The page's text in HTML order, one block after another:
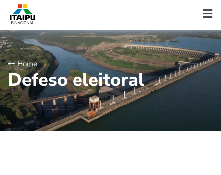
Home
Defeso eleitoral